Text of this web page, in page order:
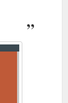
Club
Fun, But
great time at